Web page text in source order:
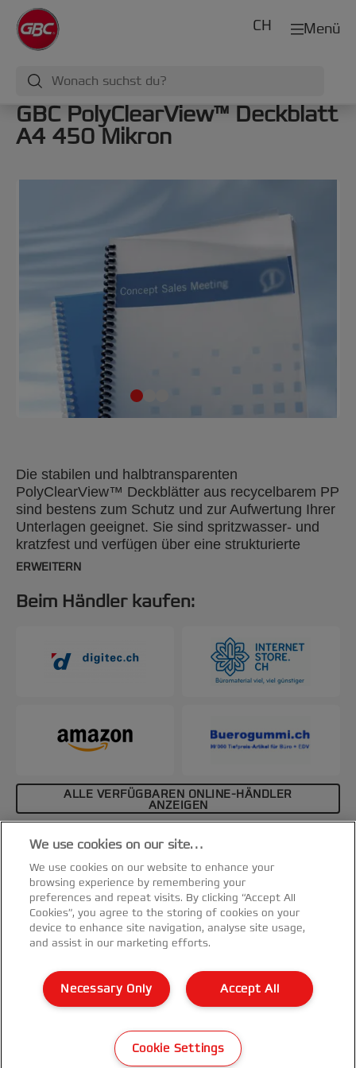
Menü
CH
GBC PolyClearView™ Deckblatt
A4 450 Mikron
Die stabilen und halbtransparenten
PolyClearView™ Deckblätter aus recycelbarem PP
sind bestens zum Schutz und zur Aufwertung Ihrer
Unterlagen geeignet. Sie sind spritzwasser- und
kratzfest und verfügen über eine strukturierte
Oberfläche, die Blendung reduziert. DIN A4, 450
ERWEITERN
Beim Händler kaufen:
ALLE VERFÜGBAREN ONLINE-HÄNDLER
ANZEIGEN
Spezifikationen & Merkmale
Kundenservice
Garantie Bedingungen
©2026 ACCO Brands
We use cookies on our site…
We use cookies on our website to enhance your
browsing experience by remembering your
preferences and repeat visits. By clicking “Accept All
Cookies”, you agree to the storing of cookies on your
device to enhance site navigation, analyse site usage,
and assist in our marketing efforts.
Accept All
Necessary Only
Cookie Settings